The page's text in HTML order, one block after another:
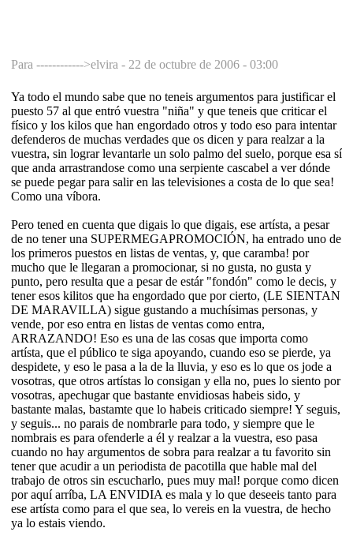
Para ------------>elvira - 22 de octubre de 2006 - 03:00
Ya todo el mundo sabe que no teneis argumentos para justificar el
puesto 57 al que entró vuestra "niña" y que teneis que criticar el
físico y los kilos que han engordado otros y todo eso para intentar
defenderos de muchas verdades que os dicen y para realzar a la
vuestra, sin lograr levantarle un solo palmo del suelo, porque esa sí
que anda arrastrandose como una serpiente cascabel a ver dónde
se puede pegar para salir en las televisiones a costa de lo que sea!
Como una víbora.
Pero tened en cuenta que digais lo que digais, ese artísta, a pesar
de no tener una SUPERMEGAPROMOCIÓN, ha entrado uno de
los primeros puestos en listas de ventas, y, que caramba! por
mucho que le llegaran a promocionar, si no gusta, no gusta y
punto, pero resulta que a pesar de estár "fondón" como le decis, y
tener esos kilitos que ha engordado que por cierto, (LE SIENTAN
DE MARAVILLA) sigue gustando a muchísimas personas, y
vende, por eso entra en listas de ventas como entra,
ARRAZANDO! Eso es una de las cosas que importa como
artísta, que el público te siga apoyando, cuando eso se pierde, ya
despidete, y eso le pasa a la de la lluvia, y eso es lo que os jode a
vosotras, que otros artístas lo consigan y ella no, pues lo siento por
vosotras, apechugar que bastante envidiosas habeis sido, y
bastante malas, bastamte que lo habeis criticado siempre! Y seguis,
y seguis... no parais de nombrarle para todo, y siempre que le
nombrais es para ofenderle a él y realzar a la vuestra, eso pasa
cuando no hay argumentos de sobra para realzar a tu favorito sin
tener que acudir a un periodista de pacotilla que hable mal del
trabajo de otros sin escucharlo, pues muy mal! porque como dicen
por aquí arríba, LA ENVIDIA es mala y lo que deseeis tanto para
ese artísta como para el que sea, lo vereis en la vuestra, de hecho
ya lo estais viendo.